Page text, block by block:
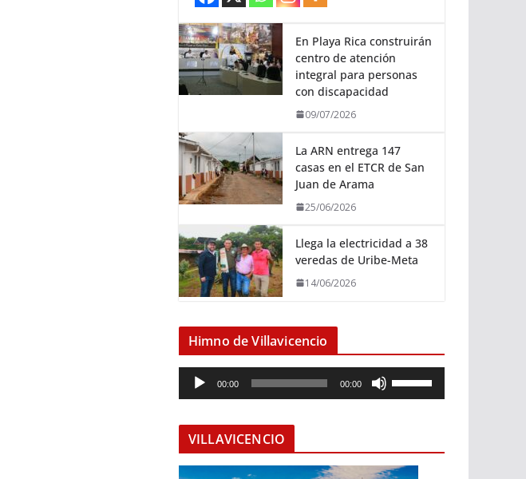
En Playa Rica construirán
centro de atención
integral para personas
con discapacidad
09/07/2026
La ARN entrega 147
casas en el ETCR de San
Juan de Arama
25/06/2026
Llega la electricidad a 38
veredas de Uribe-Meta
14/06/2026
Himno de Villavicencio
e
o
00:00 00:00
i
z
VILLAVICENCIO